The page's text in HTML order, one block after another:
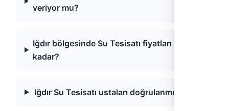
veriyor mu?
Iğdır bölgesinde Su Tesisatı fiyatları ne
kadar?
Iğdır Su Tesisatı ustaları doğrulanmış mı?